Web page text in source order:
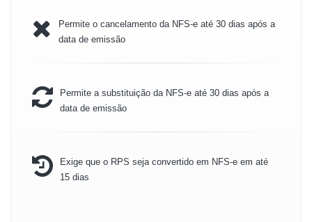
Permite o cancelamento da NFS-e até 30 dias após a
data de emissão
Permite a substituição da NFS-e até 30 dias após a
data de emissão
Exige que o RPS seja convertido em NFS-e em até
15 dias